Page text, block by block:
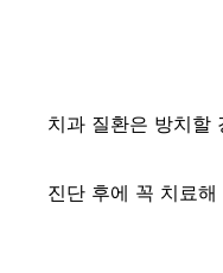
치과 질환은 방치할
진단 후에 꼭 치료